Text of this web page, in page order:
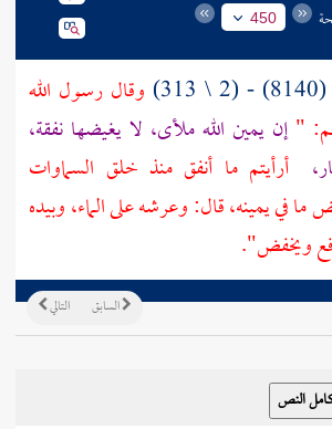
450
وقال رسول الله
"إن يمين الله ملأى، لا يغيضها نفقة،
أرأيتم ما أنفق منذ خلق السماوات
في يمينه، قال: وعرشه على الماء، وبيده
ويخفض".
التالي السابق